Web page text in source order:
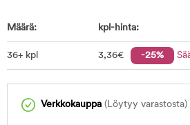
Määrä: kpl-hinta:
36+ kpl 3,36€ -25%
Verkkokauppa (Löytyy varastosta)